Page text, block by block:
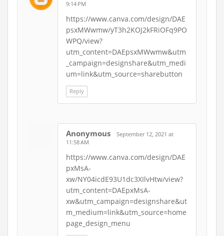
9:14 PM
https://www.canva.com/design/DAE
psxMWwmw/yT3h2KOJ2kFRiOFq9PO
WPQ/view?
utm_content=DAEpsxMWwmw&utm
_campaign=designshare&utm_medi
um=link&utm_source=sharebutton
Reply
Anonymous
September 12, 2021 at
11:58 AM
https://www.canva.com/design/DAE
pxMsA-
xw/NY04icdE93U1dc3XIlvHtw/view?
utm_content=DAEpxMsA-
xw&utm_campaign=designshare&ut
m_medium=link&utm_source=home
page_design_menu